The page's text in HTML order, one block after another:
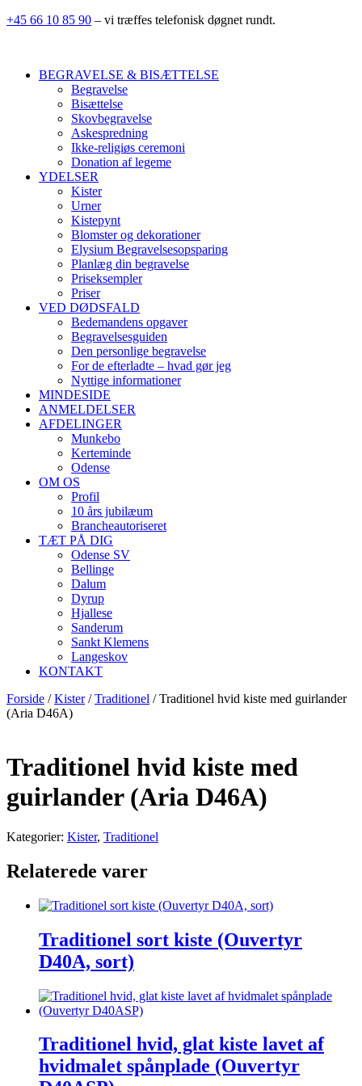
+45 66 10 85 90 – vi træffes telefonisk døgnet rundt.
BEGRAVELSE & BISÆTTELSE
Begravelse
Bisættelse
Skovbegravelse
Askespredning
Ikke-religiøs ceremoni
Donation af legeme
YDELSER
Kister
Urner
Kistepynt
Blomster og dekorationer
Elysium Begravelsesopsparing
Planlæg din begravelse
Priseksempler
Priser
VED DØDSFALD
Bedemandens opgaver
Begravelsesguiden
Den personlige begravelse
For de efterladte – hvad gør jeg
Nyttige informationer
MINDESIDE
ANMELDELSER
AFDELINGER
Munkebo
Kerteminde
Odense
OM OS
Profil
10 års jubilæum
Brancheautoriseret
TÆT PÅ DIG
Odense SV
Bellinge
Dalum
Dyrup
Hjallese
Sanderum
Sankt Klemens
Langeskov
KONTAKT
Forside /Kister/Traditionel / Traditionel hvid kiste med guirlander
(Aria D46A)
Traditionel hvid kiste med
guirlander (Aria D46A)
Kategorier: Kister, Traditionel
Relaterede varer
Traditionel sort kiste (Ouvertyr
D40A, sort)
Traditionel hvid, glat kiste lavet af
hvidmalet spånplade (Ouvertyr